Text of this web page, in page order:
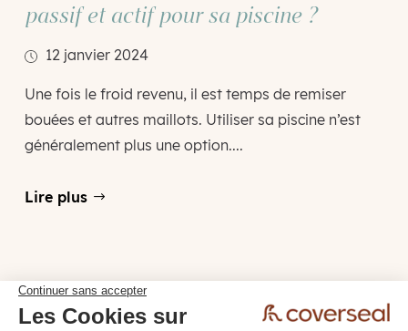
passif et actif pour sa piscine ?
12 janvier 2024
Une fois le froid revenu, il est temps de remiser
bouées et autres maillots. Utiliser sa piscine n’est
généralement plus une option....
Lire plus